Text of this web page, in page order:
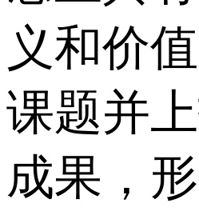
义和价
课题并
成果，